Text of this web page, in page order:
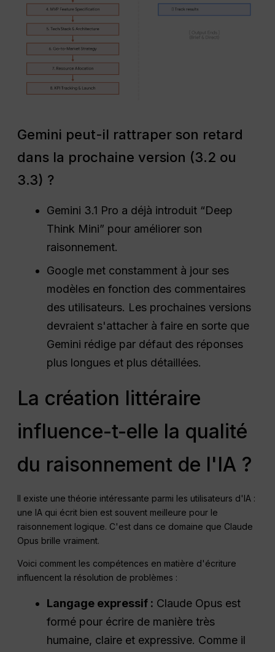
Gemini peut-il rattraper son retard
dans la prochaine version (3.2 ou
3.3) ?
Gemini 3.1 Pro a déjà introduit “Deep
Think Mini” pour améliorer son
raisonnement.
Google met constamment à jour ses
modèles en fonction des commentaires
des utilisateurs. Les prochaines versions
devraient s'attacher à faire en sorte que
Gemini rédige par défaut des réponses
plus longues et plus détaillées.
La création littéraire
influence-t-elle la qualité
du raisonnement de l'IA ?
Il existe une théorie intéressante parmi les utilisateurs d'IA :
une IA qui écrit bien est souvent meilleure pour le
raisonnement logique. C'est dans ce domaine que Claude
Opus brille vraiment.
Voici comment les compétences en matière d'écriture
influencent la résolution de problèmes :
Langage expressif : Claude Opus est
formé pour écrire de manière très
humaine, claire et expressive. Comme il